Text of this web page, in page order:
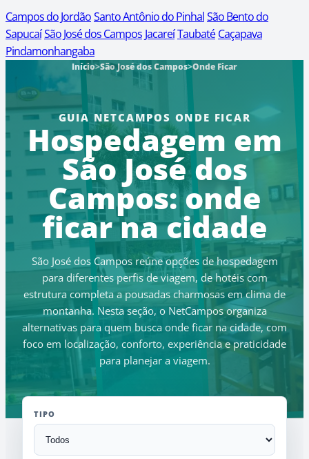
Campos do JordãoSanto Antônio do PinhalSão Bento do
SapucaíSão José dos Campos JacareíTaubaté Caçapava
Pindamonhangaba
Início>São José dos Campos>Onde Ficar
GUIA NETCAMPOS ONDE FICAR
Hospedagem em
São José dos
Campos: onde
ficar na cidade
São José dos Campos reúne opções de hospedagem
para diferentes perfis de viagem, de hotéis com
estrutura completa a pousadas charmosas em clima de
montanha. Nesta seção, o NetCampos organiza
alternativas para quem busca onde ficar na cidade, com
foco em localização, conforto, experiência e praticidade
para planejar a viagem.
TIPO